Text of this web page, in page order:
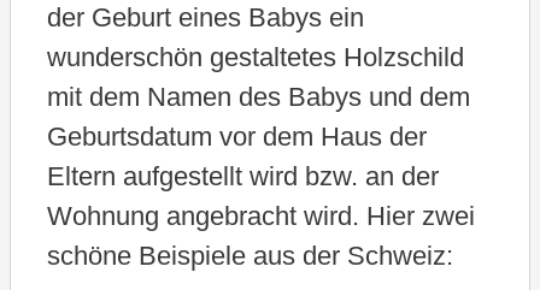
der Geburt eines Babys ein
wunderschön gestaltetes Holzschild
mit dem Namen des Babys und dem
Geburtsdatum vor dem Haus der
Eltern aufgestellt wird bzw. an der
Wohnung angebracht wird. Hier zwei
schöne Beispiele aus der Schweiz: